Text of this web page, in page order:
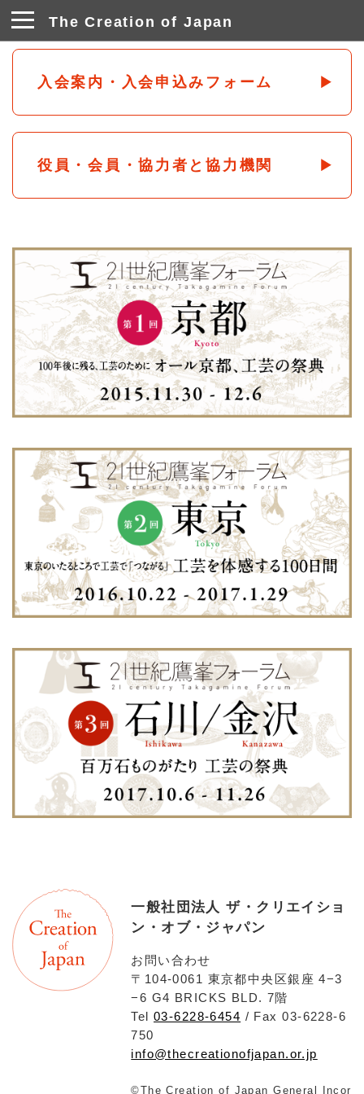
The Creation of Japan
入会案内・入会申込みフォーム
役員・会員・協力者と協力機関
一般社団法人 ザ・クリエイショ
ン・オブ・ジャパン
お問い合わせ
〒104-0061 東京都中央区銀座 4−3
−6 G4 BRICKS BLD. 7階
Tel03-6228-6454 / Fax 03-6228-6
750
info@thecreationofjapan.or.jp
©The Creation of Japan General Incor